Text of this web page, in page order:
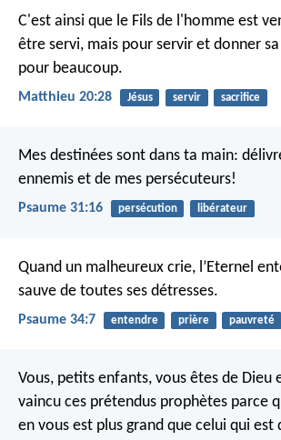
C'est ainsi que le Fils de l'homme est
être servi, mais pour servir et donner
pour beaucoup.
Matthieu 20:28 Jésus servir sacrifice
Mes destinées sont dans ta main:
ennemis et de mes persécuteurs!
Psaume 31:16 persécution libérateur
Quand un malheureux crie, l’Eternel
sauve de toutes ses détresses.
Psaume 34:7 entendre prière pauvreté
Vous, petits enfants, vous êtes de Dieu
vaincu ces prétendus prophètes parce
en vous est plus grand que celui qui est